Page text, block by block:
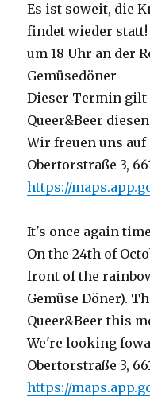
Es ist soweit, die
findet wieder statt!
um 18 Uhr an der
Gemüsedöner
Dieser Termin gilt
Queer&Beer
Wir freuen uns auf
Obertorstraße 3,
https://
It's once again
On the 24th of
front of the
Gemüse Döner).
Queer&Beer this
We're looking
Obertorstraße 3,
https://